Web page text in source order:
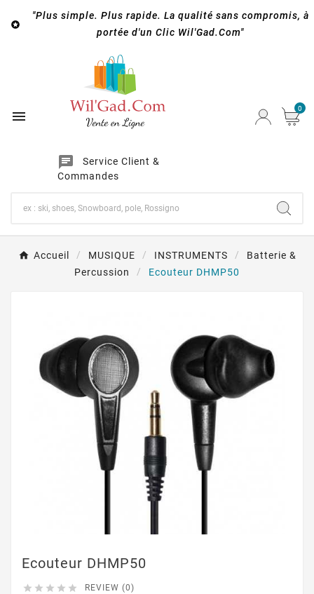

"Plus simple. Plus rapide. La qualité sans compromis, à
portée d'un Clic Wil'Gad.Com"

chat
Service Client &
Commandes
0
Accueil MUSIQUE INSTRUMENTS
Batterie &
Percussion
Ecouteur DHMP50
Ecouteur DHMP50
     REVIEW (0)